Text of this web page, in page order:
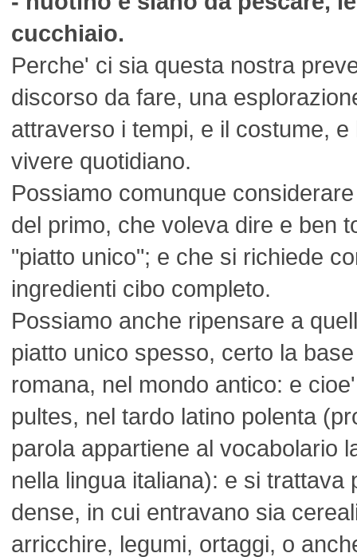
cucchiaio.
Perche' ci sia questa nostra
discorso da fare, una
attraverso i tempi, e il costume,
vivere quotidiano.
Possiamo comunque
del primo, che voleva dire e ben
"piatto unico"; e che si richiede
ingredienti cibo completo.
Possiamo anche ripensare a
piatto unico spesso, certo la
romana, nel mondo antico: e
pultes, nel tardo latino polenta
parola appartiene al vocabolario
nella lingua italiana): e si trattava
dense, in cui entravano sia
arricchire, legumi, ortaggi, o